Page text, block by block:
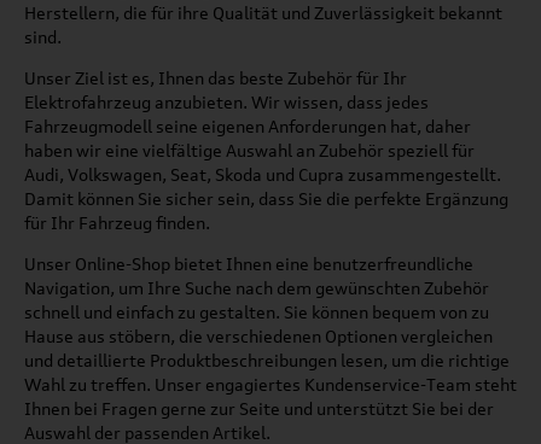
Herstellern, die für ihre Qualität und Zuverlässigkeit bekannt
sind.
Unser Ziel ist es, Ihnen das beste Zubehör für Ihr
Elektrofahrzeug anzubieten. Wir wissen, dass jedes
Fahrzeugmodell seine eigenen Anforderungen hat, daher
haben wir eine vielfältige Auswahl an Zubehör speziell für
Audi, Volkswagen, Seat, Skoda und Cupra zusammengestellt.
Damit können Sie sicher sein, dass Sie die perfekte Ergänzung
für Ihr Fahrzeug finden.
Unser Online-Shop bietet Ihnen eine benutzerfreundliche
Navigation, um Ihre Suche nach dem gewünschten Zubehör
schnell und einfach zu gestalten. Sie können bequem von zu
Hause aus stöbern, die verschiedenen Optionen vergleichen
und detaillierte Produktbeschreibungen lesen, um die richtige
Wahl zu treffen. Unser engagiertes Kundenservice-Team steht
Ihnen bei Fragen gerne zur Seite und unterstützt Sie bei der
Auswahl der passenden Artikel.